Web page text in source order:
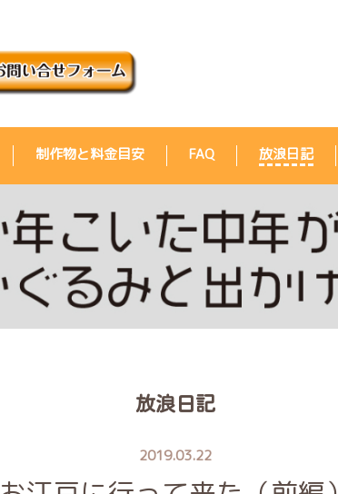
制作物と料金目安 FAQ 放浪日記
放浪日記
2019.03.22